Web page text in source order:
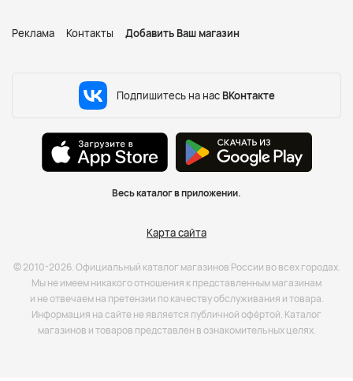
Реклама Контакты Добавить Ваш магазин
Подпишитесь на нас ВКонтакте
Весь каталог в приложении.
Карта сайта
© 2010-2026. Официальный каталог магазинов России во всех городах.
Мы не имеем никакого отношения к представленным магазинам
и не отвечаем на претензии по качеству обслуживания и товара.
Информация на сайте не является публичной офёртой. Каталог
магазинов и товаров представлен в ознакомительных целях.